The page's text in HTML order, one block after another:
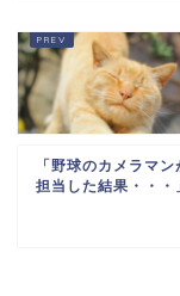
海外「日本が
頭インタビュ
「野球のカメラマ
担当した結果・・・